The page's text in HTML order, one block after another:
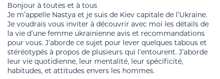
Bonjour à toutes et à tous
Je m’appelle Nastya et je suis de Kiev capitale de l’Ukraine.
Je voudrais vous inviter à découvrir avec moi les détails de
la vie d’une femme ukrainienne avis et recommandations
pour vous. J’aborde ce sujet pour lever quelques tabous et
stéréotypés à propos de plusieurs qui l’entourent. J’aborde
leur vie quotidienne, leur mentalité, leur spécificité,
habitudes, et attitudes envers les hommes.